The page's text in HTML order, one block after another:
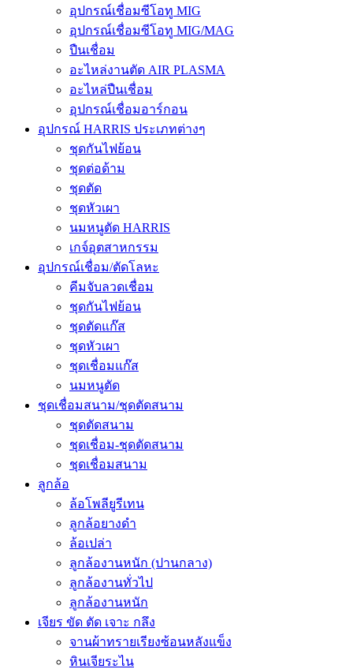
อุปกรณ์เชื่อมซีโอทู MIG
อุปกรณ์เชื่อมซีโอทู MIG/MAG
ปืนเชื่อม
อะไหล่งานตัด AIR PLASMA
อะไหล่ปืนเชื่อม
อุปกรณ์เชื่อมอาร์กอน
อุปกรณ์ HARRIS ประเภทต่างๆ
ชุดกันไฟย้อน
ชุดต่อด้าม
ชุดตัด
ชุดหัวเผา
นมหนูตัด HARRIS
เกจ์อุตสาหกรรม
อุปกรณ์เชื่อม/ตัดโลหะ
คีมจับลวดเชื่อม
ชุดกันไฟย้อน
ชุดตัดแก๊ส
ชุดหัวเผา
ชุดเชื่อมแก๊ส
นมหนูตัด
ชุดเชื่อมสนาม/ชุดตัดสนาม
ชุดตัดสนาม
ชุดเชื่อม-ชุดตัดสนาม
ชุดเชื่อมสนาม
ลูกล้อ
ล้อโพลียูรีเทน
ลูกล้อยางดำ
ล้อเปล่า
ลูกล้องานหนัก (ปานกลาง)
ลูกล้องานทั่วไป
ลูกล้องานหนัก
เจียร ขัด ตัด เจาะ กลึง
จานผ้าทรายเรียงซ้อนหลังแข็ง
หินเจียระไน